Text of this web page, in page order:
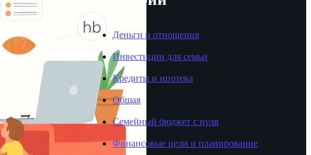
Деньги и отношения
Инвестиции для семьи
Кредиты и ипотека
Общая
Семейный бюджет с нуля
Финансовые цели и планирование